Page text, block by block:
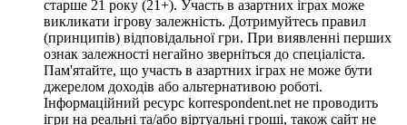
старше 21 року (21+). Участь в азартних іграх може
викликати ігрову залежність. Дотримуйтесь правил
(принципів) відповідальної гри. При виявленні перших
ознак залежності негайно зверніться до спеціаліста.
Пам'ятайте, що участь в азартних іграх не може бути
джерелом доходів або альтернативою роботі.
Інформаційний ресурс korrespondent.net не проводить
ігри на реальні та/або віртуальні гроші, також сайт не